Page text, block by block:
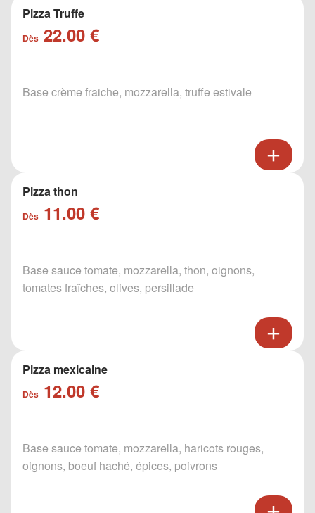
Pizza Truffe
Dès 22.00 €
Base crème fraiche, mozzarella, truffe estivale
Pizza thon
Dès 11.00 €
Base sauce tomate, mozzarella, thon, oignons,
tomates fraîches, olives, persillade
Pizza mexicaine
Dès 12.00 €
Base sauce tomate, mozzarella, haricots rouges,
oignons, boeuf haché, épices, poivrons